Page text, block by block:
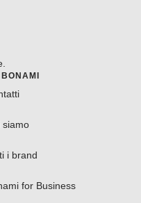
siamo
i brand
for Business